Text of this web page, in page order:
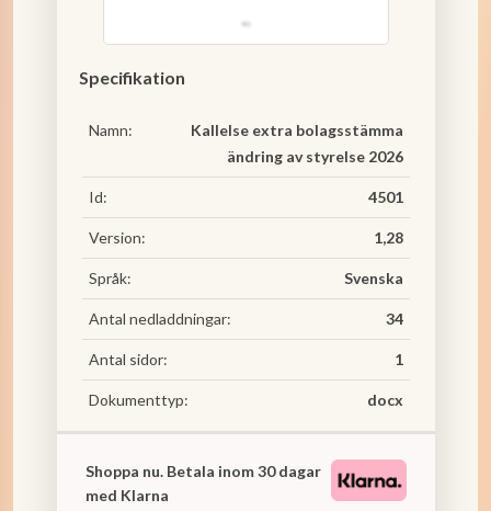
Specifikation
Namn:
Kallelse extra bolagsstämma
ändring av styrelse 2026
Id: 4501
Version: 1,28
Språk: Svenska
Antal nedladdningar: 34
Antal sidor: 1
Dokumenttyp: docx
Shoppa nu. Betala inom 30 dagar
med Klarna